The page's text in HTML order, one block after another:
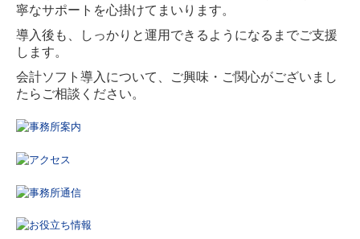
導入後も、しっかりと運用できるようになるまでご支援
します。
会計ソフト導入について、ご興味・ご関心がございまし
たらご相談ください。